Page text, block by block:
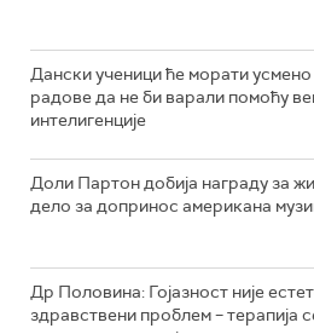
Дански ученици ће морати
радове да не би варали помоћу
интелигенције
Доли Партон добија награду за
дело за допринос американа
Др Половина: Гојазност није
здравствени проблем – терапија